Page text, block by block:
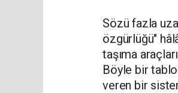
Sözü fazla
özgürlüğü"
taşıma
Böyle bir
veren bir